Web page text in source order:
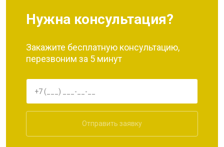
Нужна консультация?
Закажите бесплатную консультацию,
перезвоним за 5 минут
Отправить заявку